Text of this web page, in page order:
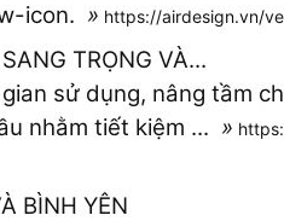
icon. » https://airdesign.vn/
TRỌNG VÀ...
sử dụng, nâng tầm
nhằm tiết kiệm ... »
BÌNH YÊN